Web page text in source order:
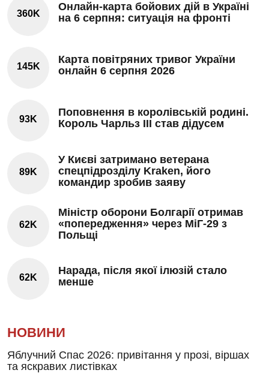
360K
Онлайн-карта бойових дій в Україні
на 6 серпня: ситуація на фронті
145K
Карта повітряних тривог України
онлайн 6 серпня 2026
93K
Поповнення в королівській родині.
Король Чарльз III став дідусем
89K
У Києві затримано ветерана
спецпідрозділу Kraken, його
командир зробив заяву
62K
Міністр оборони Болгарії отримав
«попередження» через МіГ-29 з
Польщі
62K
Нарада, після якої ілюзій стало
менше
НОВИНИ
Яблучний Спас 2026: привітання у прозі, віршах
та яскравих листівках